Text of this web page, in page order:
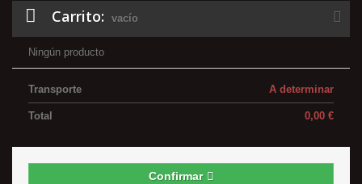
Carrito: vacío
Ningún producto
A determinar
Transporte
0,00 €
Total
Confirmar